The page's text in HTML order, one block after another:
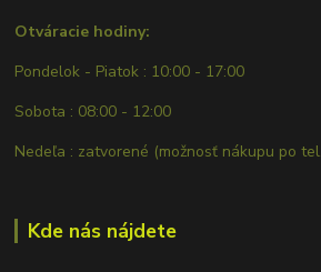
Otváracie hodiny:
Pondelok - Piatok : 10:00 - 17:00
Sobota : 08:00 - 12:00
Nedeľa : zatvorené (možnosť nákupu po
Kde nás nájdete